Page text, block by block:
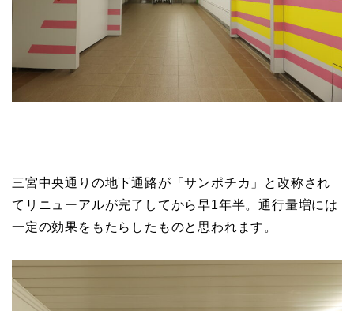
三宮中央通りの地下通路が「サンポチカ」と改称され
てリニューアルが完了してから早1年半。通行量増には
一定の効果をもたらしたものと思われます。